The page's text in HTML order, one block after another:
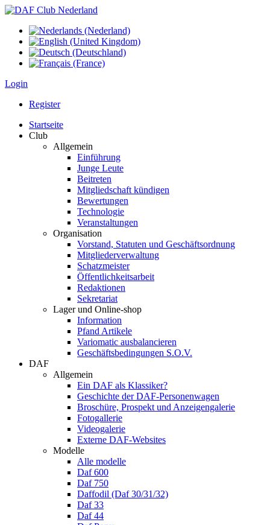
Login
Register
Startseite
Club
Allgemein
Einführung
Junge Leute
Beitreten
Mitgliedschaft kündigen
Bewertungen
Technologie
Veranstaltungen
Organisation
Vorstand, Statuten und Geschäftsordnung
Mitgliederverwaltung
Schatzmeister
Öffentlichkeitsarbeit
Redaktionen
Sekretariat
Lager und Online-shop
Information
Pfand Artikele
Variomatic ausbalancieren
Geschäftsbedingungen S.O.V.
DAF
Allgemein
Ein DAF als Klassiker?
Geschichte der DAF-Personenwagen
Broschüre, Prospekt und Anzeigengalerie
Fotogallerie
Videogalerie
Externe DAF-Websites
Modelle
Alle modelle
Daf 600
Daf 750
Daffodil (Daf 30/31/32)
Daf 33
Daf 44